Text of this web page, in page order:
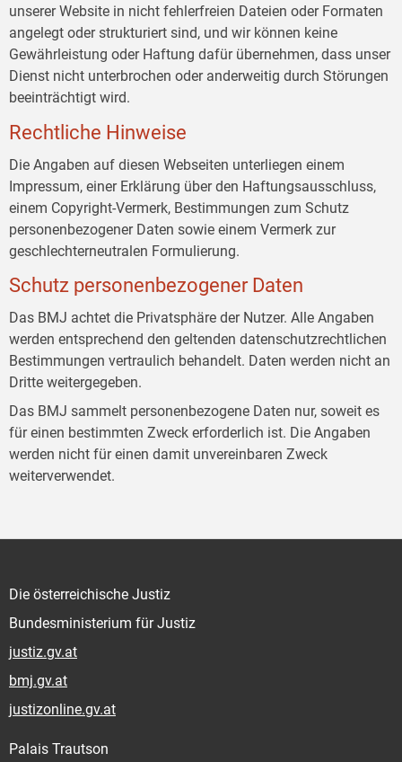
unserer Website in nicht fehlerfreien Dateien oder Formaten
angelegt oder strukturiert sind, und wir können keine
Gewährleistung oder Haftung dafür übernehmen, dass unser
Dienst nicht unterbrochen oder anderweitig durch Störungen
beeinträchtigt wird.
Rechtliche Hinweise
Die Angaben auf diesen Webseiten unterliegen einem
Impressum, einer Erklärung über den Haftungsausschluss,
einem Copyright-Vermerk, Bestimmungen zum Schutz
personenbezogener Daten sowie einem Vermerk zur
geschlechterneutralen Formulierung.
Schutz personenbezogener Daten
Das BMJ achtet die Privatsphäre der Nutzer. Alle Angaben
werden entsprechend den geltenden datenschutzrechtlichen
Bestimmungen vertraulich behandelt. Daten werden nicht an
Dritte weitergegeben.
Das BMJ sammelt personenbezogene Daten nur, soweit es
für einen bestimmten Zweck erforderlich ist. Die Angaben
werden nicht für einen damit unvereinbaren Zweck
weiterverwendet.
Die österreichische Justiz
Bundesministerium für Justiz
justiz.gv.at
bmj.gv.at
justizonline.gv.at
Palais Trautson